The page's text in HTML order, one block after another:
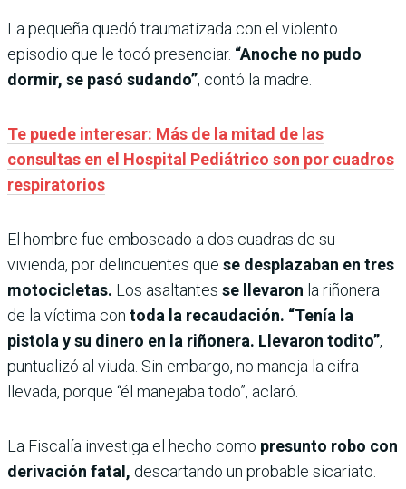
La pequeña quedó traumatizada con el violento
episodio que le tocó presenciar. “Anoche no pudo
dormir, se pasó sudando”, contó la madre.
Te puede interesar: Más de la mitad de las
consultas en el Hospital Pediátrico son por cuadros
respiratorios
El hombre fue emboscado a dos cuadras de su
vivienda, por delincuentes que se desplazaban en tres
motocicletas. Los asaltantes se llevaron la riñonera
de la víctima con toda la recaudación. “Tenía la
pistola y su dinero en la riñonera. Llevaron todito”,
puntualizó al viuda. Sin embargo, no maneja la cifra
llevada, porque “él manejaba todo”, aclaró.
La Fiscalía investiga el hecho como presunto robo con
derivación fatal, descartando un probable sicariato.